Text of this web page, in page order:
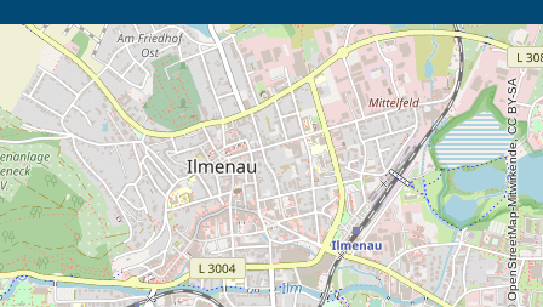
Öffnet die Anfahrtsbeschreibung in neuem Tab (Karte)
© OpenStreetMap-Mitwirkende, CC BY-SA